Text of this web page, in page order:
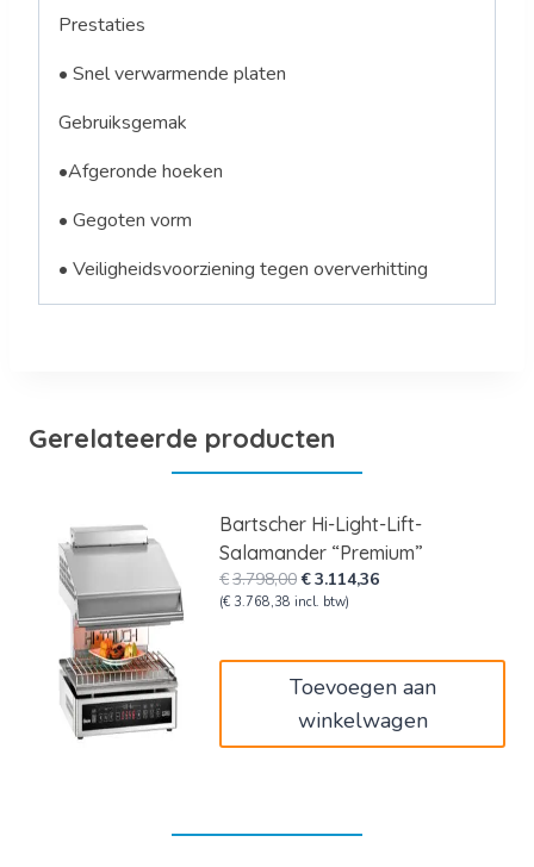
Prestaties
• Snel verwarmende platen
Gebruiksgemak
•Afgeronde hoeken
• Gegoten vorm
• Veiligheidsvoorziening tegen oververhitting
Gerelateerde producten
Bartscher Hi-Light-Lift-
Salamander “Premium”
€3.798,00Oorspronkelijke
prijs
€3.114,36Huidige
(€ 3.768,38 incl. btw)
Toevoegen aan
winkelwagen